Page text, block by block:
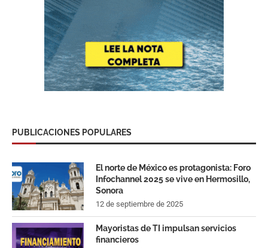
PUBLICACIONES POPULARES
El norte de México es protagonista: Foro
Infochannel 2025 se vive en Hermosillo,
Sonora
12 de septiembre de 2025
Mayoristas de TI impulsan servicios
financieros